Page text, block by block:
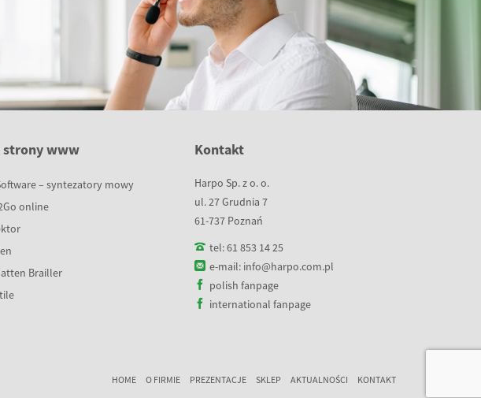
strony www
– syntezatory mowy
online
Brailler
Kontakt
Harpo Sp. z o. o.
ul. 27 Grudnia 7
61-737 Poznań
tel:61 853 14 25
e-mail: info@harpo.com.pl
polish fanpage
international fanpage
HOME O FIRMIE PREZENTACJE SKLEP AKTUALNOŚCI KONTAKT